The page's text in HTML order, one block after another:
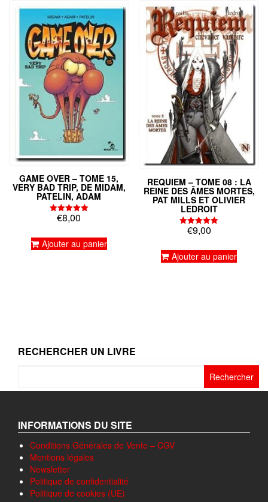
GAME OVER – TOME 15,
VERY BAD TRIP, DE MIDAM,
PATELIN, ADAM
Note
5.00
€8,00
Ajouter au panier
REQUIEM – TOME 08 : LA
REINE DES ÂMES MORTES,
PAT MILLS ET OLIVIER
LEDROIT
Note
5.00
€9,00
Ajouter au panier
RECHERCHER UN LIVRE
INFORMATIONS DU SITE
Conditions Générales de Vente – CGV
Mentions légales
Newsletter
Politique de confidentialité
Politique de cookies (UE)